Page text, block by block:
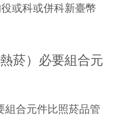
或科或併科新臺幣
菸）必要組合元
組合元件比照菸品管